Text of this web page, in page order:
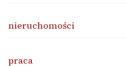
nieruchomości
praca